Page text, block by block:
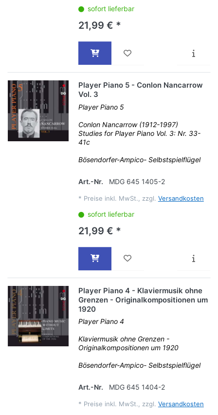
sofort lieferbar
21,99 € *
Player Piano 5 - Conlon Nancarrow
Vol. 3
Player Piano 5
Conlon Nancarrow (1912-1997)
Studies for Player Piano Vol. 3: Nr. 33-
41c
Bösendorfer-Ampico- Selbstspielflügel
Art.-Nr. MDG 645 1405-2
* Preise inkl. MwSt., zzgl. Versandkosten
sofort lieferbar
21,99 € *
Player Piano 4 - Klaviermusik ohne
Grenzen - Originalkompositionen um
1920
Player Piano 4
Klaviermusik ohne Grenzen -
Originalkompositionen um 1920
Bösendorfer-Ampico- Selbstspielflügel
Art.-Nr. MDG 645 1404-2
* Preise inkl. MwSt., zzgl. Versandkosten